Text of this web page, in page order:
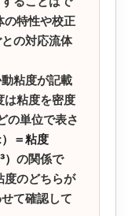
の特性や校正
の対応流体
粘度が記載
は粘度を密度
の単位で表さ
＝粘度
の関係で
度のどちらが
て確認して